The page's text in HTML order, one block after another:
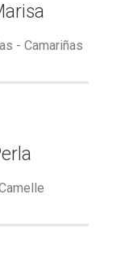
- Camariñas